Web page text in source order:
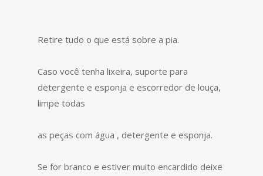
Retire tudo o que está sobre a pia.
Caso você tenha lixeira, suporte para
detergente e esponja e escorredor de louça,
limpe todas
as peças com água , detergente e esponja.
Se for branco e estiver muito encardido deixe